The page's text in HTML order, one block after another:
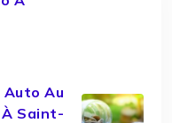
Auto Au
Saint-